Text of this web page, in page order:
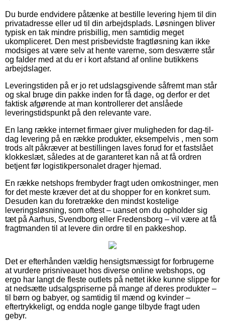
Du burde endvidere påtænke at bestille levering hjem til din
privatadresse eller ud til din arbejdsplads. Løsningen bliver
typisk en tak mindre prisbillig, men samtidig meget
ukompliceret. Den mest prisbevidste fragtløsning kan ikke
modsiges at være selv at hente varerne, som desværre står
og falder med at du er i kort afstand af online butikkens
arbejdslager.
Leveringstiden på er jo ret udslagsgivende såfremt man står
og skal bruge din pakke inden for få dage, og derfor er det
faktisk afgørende at man kontrollerer det anslåede
leveringstidspunkt på den relevante vare.
En lang række internet firmaer giver muligheden for dag-til-
dag levering på en række produkter, eksempelvis , men som
trods alt påkræver at bestillingen laves forud for et fastslået
klokkeslæt, således at de garanteret kan nå at få ordren
betjent før logistikpersonalet drager hjemad.
En række netshops frembyder fragt uden omkostninger, men
for det meste kræver det at du shopper for en konkret sum.
Desuden kan du foretrække den mindst kostelige
leveringsløsning, som oftest – uanset om du opholder sig
tæt på Aarhus, Svendborg eller Fredensborg – vil være at få
fragtmanden til at levere din ordre til en pakkeshop.
Det er efterhånden vældig hensigtsmæssigt for forbrugerne
at vurdere prisniveauet hos diverse online webshops, og
ergo har langt de fleste outlets på nettet ikke kunne slippe for
at nedsætte udsalgspriserne på mange af deres produkter –
til børn og babyer, og samtidig til mænd og kvinder –
eftertrykkeligt, og endda nogle gange tilbyde fragt uden
gebyr.